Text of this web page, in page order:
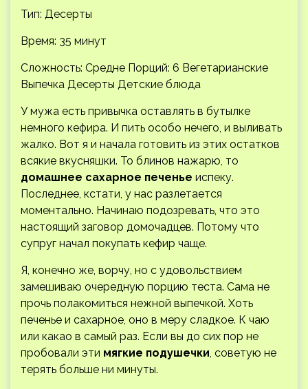
Тип: Десерты
Время: 35 минут
Сложность: Средне Порций: 6 Вегетарианские
Выпечка Десерты Детские блюда
У мужа есть привычка оставлять в бутылке
немного кефира. И пить особо нечего, и выливать
жалко. Вот я и начала готовить из этих остатков
всякие вкусняшки. То блинов нажарю, то
домашнее сахарное печенье испеку.
Последнее, кстати, у нас разлетается
моментально. Начинаю подозревать, что это
настоящий заговор домочадцев. Потому что
супруг начал покупать кефир чаще.
Я, конечно же, ворчу, но с удовольствием
замешиваю очередную порцию теста. Сама не
прочь полакомиться нежной выпечкой. Хоть
печенье и сахарное, оно в меру сладкое. К чаю
или какао в самый раз. Если вы до сих пор не
пробовали эти мягкие подушечки, советую не
терять больше ни минуты.